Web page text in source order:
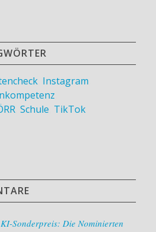
, Instagram
, Schule TikTok
KI-Sonderpreis: Die Nominierten